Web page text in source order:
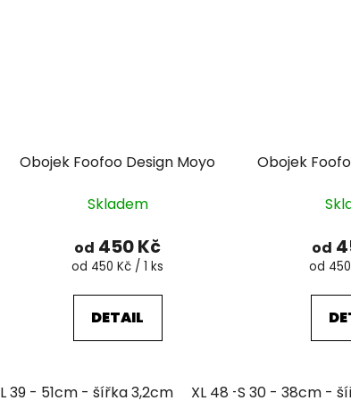
Obojek Foofoo Design Moyo
Skladem
od 450 Kč
Měrná
od 450 Kč / 1 ks
DETAIL
L 39 - 51cm - šířka 3,2cm XL 48 - 63cm - šířka
Obojek
od
Měrná
od
S 30 - 38cm -